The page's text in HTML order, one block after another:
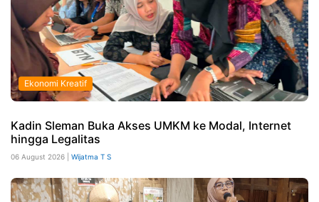
Ekonomi Kreatif
Kadin Sleman Buka Akses UMKM ke Modal, Internet
hingga Legalitas
06 August 2026 | Wijatma T S